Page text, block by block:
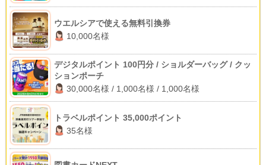
ウエルシアで使える無料引換券
10,000名様
デジタルポイント 100円分 / ショルダーバッグ / クッ
ションポーチ
30,000名様 / 1,000名様 / 1,000名様
トラベルポイント 35,000ポイント
35名様